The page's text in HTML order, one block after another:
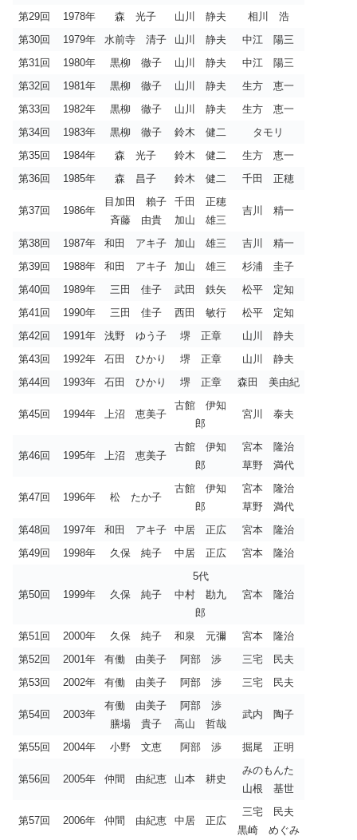
第29回
1978年 森 光子 山川 静夫
相川 浩
第30回
1979年 水前寺 清子 山川 静夫
中江 陽三
第31回
1980年 黒柳 徹子 山川 静夫
中江 陽三
第32回
1981年 黒柳 徹子 山川 静夫
生方 恵一
第33回
1982年 黒柳 徹子 山川 静夫
生方 恵一
第34回
1983年 黒柳 徹子 鈴木 健二
タモリ
第35回
1984年 森 光子 鈴木 健二
生方 恵一
第36回
1985年 森 昌子 鈴木 健二 千田 正穂
第37回 1986年
目加田 賴子
斉藤 由貴
千田 正穂
加山 雄三
吉川 精一
第38回 1987年 和田 アキ子 加山 雄三
吉川 精一
第39回
1988年 和田 アキ子 加山 雄三
杉浦 圭子
第40回
1989年 三田 佳子 武田 鉄矢
松平 定知
第41回
1990年 三田 佳子 西田 敏行
松平 定知
第42回
1991年 浅野 ゆう子 堺 正章
山川 静夫
第43回
1992年 石田 ひかり 堺 正章
山川 静夫
第44回
1993年 石田 ひかり 堺 正章 森田 美由紀
第45回 1994年 上沼 恵美子
古館 伊知
郎
宮川 泰夫
第46回 1995年 上沼 恵美子
古館 伊知
郎
宮本 隆治
草野 満代
第47回 1996年 松 たか子
古館 伊知
郎
宮本 隆治
草野 満代
第48回
1997年 和田 アキ子 中居 正広
宮本 隆治
第49回
1998年 久保 純子 中居 正広 宮本 隆治
第50回 1999年 久保 純子
5代
中村 勘九
郎
宮本 隆治
第51回 2000年 久保 純子 和泉 元彌
宮本 隆治
第52回
2001年 有働 由美子 阿部 渉
三宅 民夫
第53回
2002年 有働 由美子 阿部 渉 三宅 民夫
第54回 2003年
有働 由美子
膳場 貴子
阿部 渉
高山 哲哉
武内 陶子
第55回 2004年 小野 文恵 阿部 渉 掘尾 正明
第56回 2005年 仲間 由紀恵 山本 耕史
みのもんた
山根 基世
第57回 2006年 仲間 由紀恵 中居 正広
三宅 民夫
黒崎 めぐみ